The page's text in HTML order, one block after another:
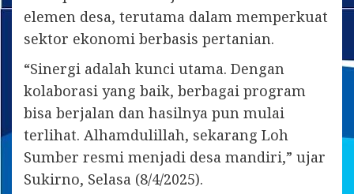
elemen desa, terutama dalam memperkuat
sektor ekonomi berbasis pertanian.
“Sinergi adalah kunci utama. Dengan
kolaborasi yang baik, berbagai program
bisa berjalan dan hasilnya pun mulai
terlihat. Alhamdulillah, sekarang Loh
Sumber resmi menjadi desa mandiri,” ujar
Sukirno, Selasa (8/4/2025).